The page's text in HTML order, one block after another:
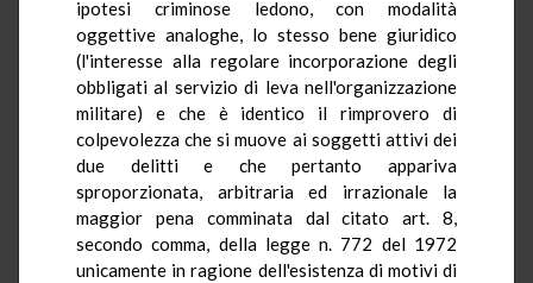
ipotesi criminose ledono, con modalità
oggettive analoghe, lo stesso bene giuridico
(l'interesse alla regolare incorporazione degli
obbligati al servizio di leva nell'organizzazione
militare) e che è identico il rimprovero di
colpevolezza che si muove ai soggetti attivi dei
due delitti e che pertanto appariva
sproporzionata, arbitraria ed irrazionale la
maggior pena comminata dal citato art. 8,
secondo comma, della legge n. 772 del 1972
unicamente in ragione dell'esistenza di motivi di